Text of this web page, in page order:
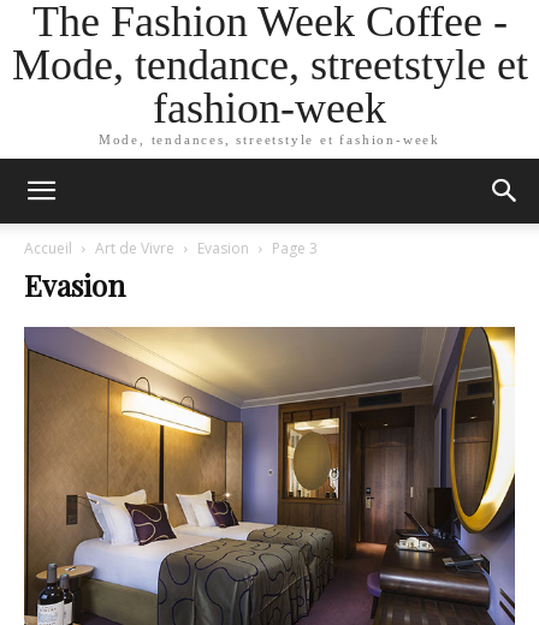
The Fashion Week Coffee -
Mode, tendance, streetstyle et
fashion-week
Mode, tendances, streetstyle et fashion-week
Accueil Art de Vivre Evasion Page 3
Evasion